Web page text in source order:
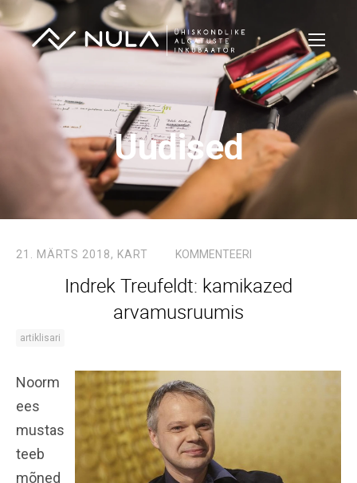
Uudised
21. MÄRTS 2018, KART KOMMENTEERI
Indrek Treufeldt: kamikazed
arvamusruumis
artiklisari
Noorm
ees
mustas
teeb
mõned